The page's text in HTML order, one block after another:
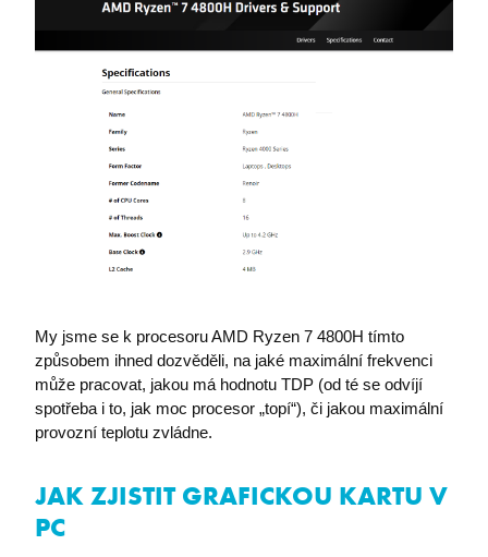
My jsme se k procesoru AMD Ryzen 7 4800H tímto
způsobem ihned dozvěděli, na jaké maximální frekvenci
může pracovat, jakou má hodnotu TDP (od té se odvíjí
spotřeba i to, jak moc procesor „topí“), či jakou maximální
provozní teplotu zvládne.
JAK ZJISTIT GRAFICKOU KARTU V
PC
PHPSESSID
udid .premocz.eu